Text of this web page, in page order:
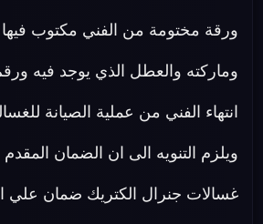
ورقة مختومة من الفني مكتوب فيها
وماركته والعطل الذي يوجد فيه
انتهاء الفني من عملية الصيانة
ويلزم التنويه الى ان الضمان
غسالات جنرال الكتريك ضمان علي